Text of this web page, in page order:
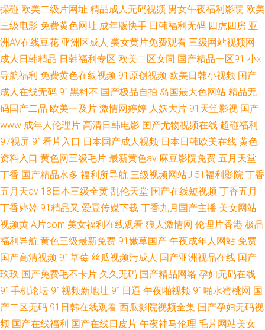
操碰 欧美二级片网址 精品成人无码视频 男女午夜福利影院 欧美
三级电影 免费黄色网址 成年版快手 日韩福利无码 四虎四房 亚
洲AV在线豆花 亚洲区成人 美女黄片免费观看 三级网站视频网
成人日韩精品 日韩福利专区 欧美二区女同 国产精品一区91 小x
导航福利 免费黄色在线视频 91原创视频 欧美日韩小视频 国产
成人在线无码 91黑料不 国产极品自拍 岛国最大色网站 精品无
码国产二品 欧美一及片 激情网婷婷 人妖大片 91天堂影视 国产
www 成年人伦理片 高清日韩电影 国产尤物视频在线 超碰福利
97视屏 91看片入口 日本国产成人视频 日本日韩欧美在线 黄色
资料入口 黄色网三级毛片 最新黄色av 麻豆影院免费 五月天堂
丁香 国产精品水多 福利所导航 三级视频网站J 51福利影院 丁香
五月天av 18日本三级全黄 乱伦天堂 国产在线短视频 丁香五月
丁香婷婷 91精品又 爱豆传媒下载 丁香九月国产主播 美女网站
视频黄 A片com 美女福利在线观看 狼人激情网 伦理片香港 极品
福利导航 黄色三级最新免费 91嫩草国产 午夜成年人网站 免费
国产高清视频 91草莓 丝瓜视频污成人 国产亚洲视品在线 国产
玖玖 国产免费毛不卡片 久久无码 国产精品网络 孕妇无码在线
91手机论坛 91视频新地址 91日逼 午夜啪视频 91啪水蜜桃网 国
产二区无码 91日韩在线观看 西瓜影院视频全集 国产孕妇无码视
频 国产在线福利 国产在线日皮片 午夜神马伦理 毛片网站美女